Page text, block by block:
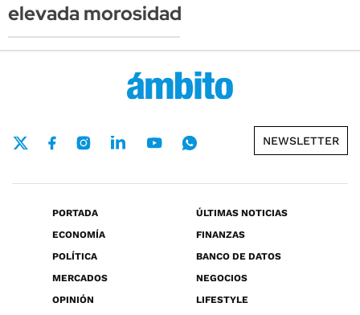
elevada morosidad
NEWSLETTER
PORTADA
ÚLTIMAS NOTICIAS
ECONOMÍA
FINANZAS
POLÍTICA
BANCO DE DATOS
MERCADOS
NEGOCIOS
OPINIÓN
LIFESTYLE